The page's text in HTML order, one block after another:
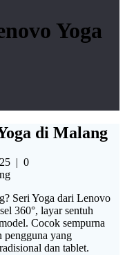
Yoga
di Malang
| 0
Seri Yoga dari Lenovo
360°, layar sentuh
Cocok sempurna
pengguna yang
dan tablet.